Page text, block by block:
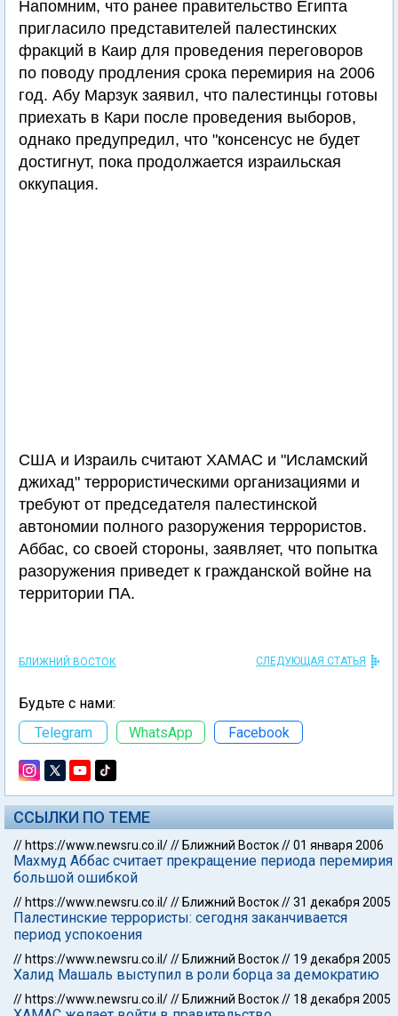
Напомним, что ранее правительство Египта
пригласило представителей палестинских
фракций в Каир для проведения переговоров
по поводу продления срока перемирия на 2006
год. Абу Марзук заявил, что палестинцы готовы
приехать в Кари после проведения выборов,
однако предупредил, что "консенсус не будет
достигнут, пока продолжается израильская
оккупация.
США и Израиль считают ХАМАС и "Исламский
джихад" террористическими организациями и
требуют от председателя палестинской
автономии полного разоружения террористов.
Аббас, со своей стороны, заявляет, что попытка
разоружения приведет к гражданской войне на
территории ПА.
БЛИЖНИЙ ВОСТОК СЛЕДУЮЩАЯ СТАТЬЯ
Будьте с нами:
Telegram
WhatsApp Facebook
ССЫЛКИ ПО ТЕМЕ
// https://www.newsru.co.il/// Ближний Восток//01 января 2006
Махмуд Аббас считает прекращение периода перемирия
большой ошибкой
// https://www.newsru.co.il/// Ближний Восток//31 декабря 2005
Палестинские террористы: сегодня заканчивается
период успокоения
// https://www.newsru.co.il/// Ближний Восток// 19 декабря 2005
Халид Машаль выступил в роли борца за демократию
// https://www.newsru.co.il/// Ближний Восток// 18 декабря 2005